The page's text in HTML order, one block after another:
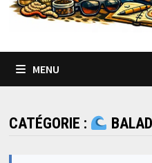
MENU
CATÉGORIE :